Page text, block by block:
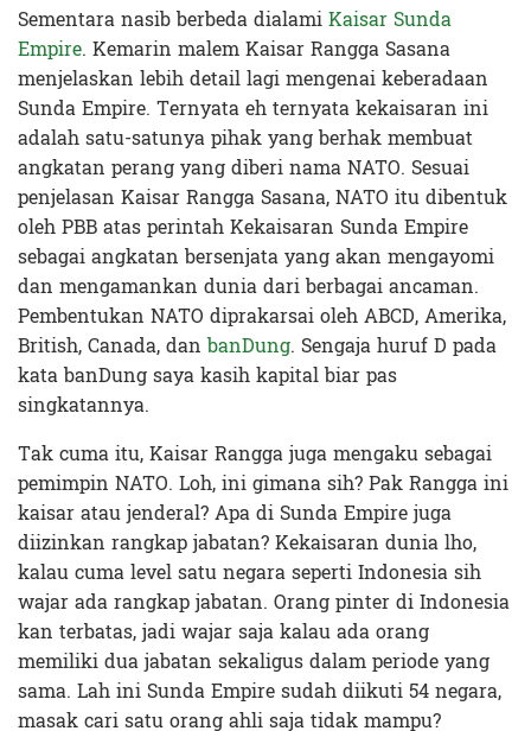
Sementara nasib berbeda dialamiKaisar Sunda
Empire. Kemarin malem Kaisar Rangga Sasana
menjelaskan lebih detail lagi mengenai keberadaan
Sunda Empire. Ternyata eh ternyata kekaisaran ini
adalah satu-satunya pihak yang berhak membuat
angkatan perang yang diberi nama NATO. Sesuai
penjelasan Kaisar Rangga Sasana, NATO itu dibentuk
oleh PBB atas perintah Kekaisaran Sunda Empire
sebagai angkatan bersenjata yang akan mengayomi
dan mengamankan dunia dari berbagai ancaman.
Pembentukan NATO diprakarsai oleh ABCD, Amerika,
British, Canada, danbanDung. Sengaja huruf D pada
kata banDung saya kasih kapital biar pas
singkatannya.
Tak cuma itu, Kaisar Rangga juga mengaku sebagai
pemimpin NATO. Loh, ini gimana sih? Pak Rangga ini
kaisar atau jenderal? Apa di Sunda Empire juga
diizinkan rangkap jabatan? Kekaisaran dunia lho,
kalau cuma level satu negara seperti Indonesia sih
wajar ada rangkap jabatan. Orang pinter di Indonesia
kan terbatas, jadi wajar saja kalau ada orang
memiliki dua jabatan sekaligus dalam periode yang
sama. Lah ini Sunda Empire sudah diikuti 54 negara,
masak cari satu orang ahli saja tidak mampu?